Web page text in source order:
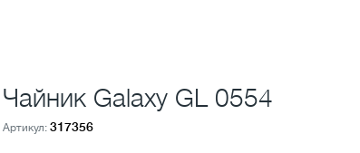
Чайник Galaxy GL 0554
Артикул: 317356